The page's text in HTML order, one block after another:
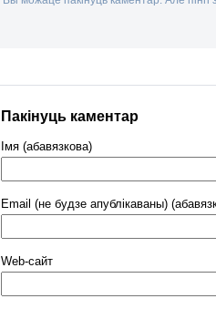
Пакінуць каментар
Імя (абавязкова)
Email (не будзе апублікаваны)
Web-cайт